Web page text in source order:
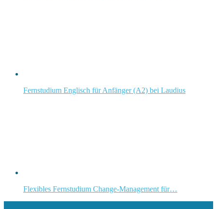
Fernstudium Englisch für Anfänger (A2) bei Laudius
Flexibles Fernstudium Change-Management für…